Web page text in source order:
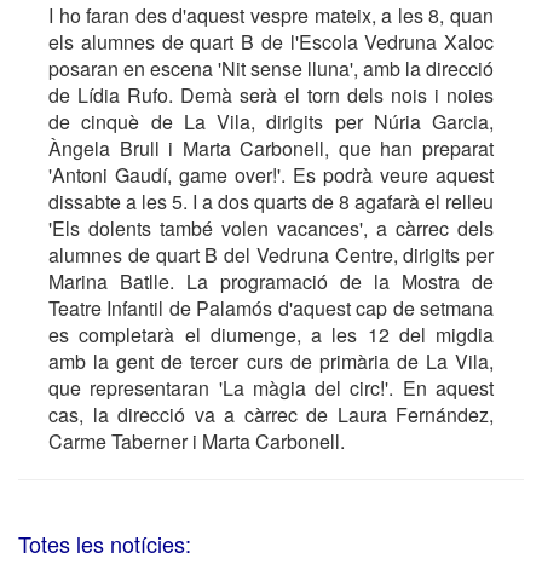
I ho faran des d'aquest vespre mateix, a les 8, quan
els alumnes de quart B de l'Escola Vedruna Xaloc
posaran en escena 'Nit sense lluna', amb la direcció
de Lídia Rufo. Demà serà el torn dels nois i noies
de cinquè de La Vila, dirigits per Núria Garcia,
Àngela Brull i Marta Carbonell, que han preparat
'Antoni Gaudí, game over!'. Es podrà veure aquest
dissabte a les 5. I a dos quarts de 8 agafarà el relleu
'Els dolents també volen vacances', a càrrec dels
alumnes de quart B del Vedruna Centre, dirigits per
Marina Batlle. La programació de la Mostra de
Teatre Infantil de Palamós d'aquest cap de setmana
es completarà el diumenge, a les 12 del migdia
amb la gent de tercer curs de primària de La Vila,
que representaran 'La màgia del circ!'. En aquest
cas, la direcció va a càrrec de Laura Fernández,
Carme Taberner i Marta Carbonell.
Totes les notícies: